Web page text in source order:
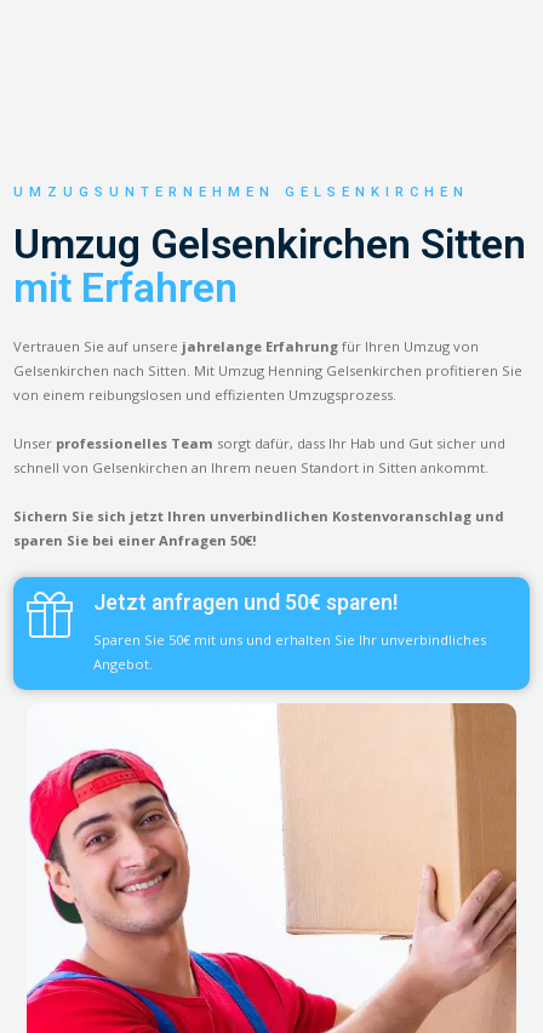
UMZUGSUNTERNEHMEN GELSENKIRCHEN
Umzug Gelsenkirchen Sitten
mit Erfahren
Vertrauen Sie auf unsere jahrelange Erfahrung für Ihren Umzug von
Gelsenkirchen nach Sitten. Mit Umzug Henning Gelsenkirchen profitieren Sie
von einem reibungslosen und effizienten Umzugsprozess.
Unser professionelles Team sorgt dafür, dass Ihr Hab und Gut sicher und
schnell von Gelsenkirchen an Ihrem neuen Standort in Sitten ankommt.
Sichern Sie sich jetzt Ihren unverbindlichen Kostenvoranschlag und
sparen Sie bei einer Anfragen 50€!
Jetzt anfragen und 50€ sparen!
Sparen Sie 50€ mit uns und erhalten Sie Ihr unverbindliches
Angebot.